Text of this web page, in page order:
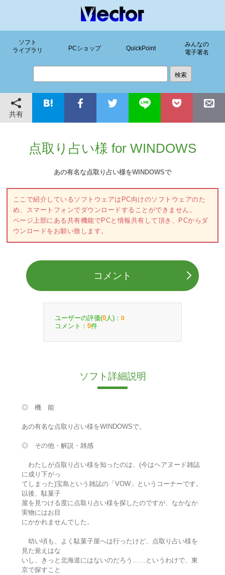
ソフト
ライブラリ
PCショップ QuickPoint
みんなの
電子署名
共有
点取り占い様 for WINDOWS
あの有名な点取り占い様をWINDOWSで
ここで紹介しているソフトウェアはPC向けのソフトウェアのた
め、スマートフォンでダウンロードすることができません。
ページ上部にある共有機能でPCと情報共有して頂き、PCからダ
ウンロードをお願い致します。
コメント
ユーザーの評価(0 人)： 0
コメント： 0件
ソフト詳細説明
◎ 機 能
あの有名な点取り占い様をWINDOWSで。
◎ その他・解説・雑感
わたしが点取り占い様を知ったのは、(今はヘアヌード雑誌
に成り下がっ
てしまった)宝島という雑誌の「VOW」というコーナーです。
以後、駄菓子
屋を見つける度に点取り占い様を探したのですが、なかなか
実物にはお目
にかかれませんでした。
幼い頃も、よく駄菓子屋へは行ったけど、点取り占い様を
見た覚えはな
いし、きっと北海道にはないのだろう……というわけで、東
京で探すこと